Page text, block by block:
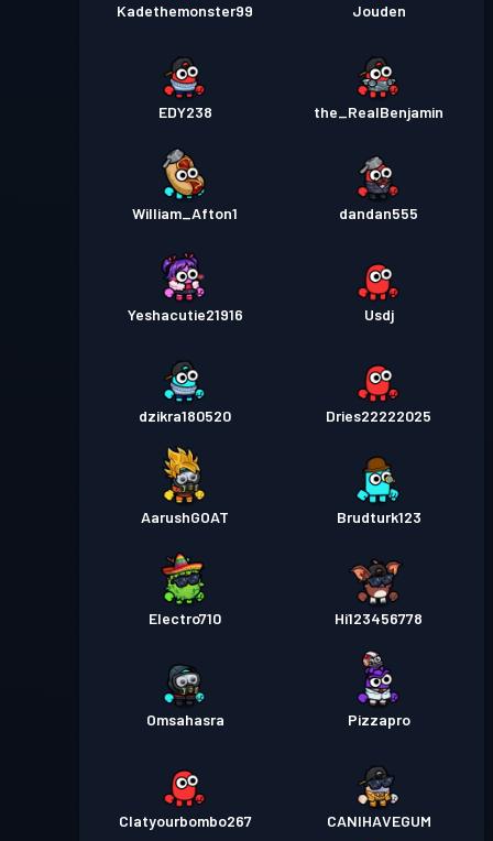
Kadethemonster99 Jouden
EDY238 the_RealBenjamin
William_Afton1 dandan555
Yeshacutie21916 Usdj
dzikra180520 Dries22222025
AarushGOAT Brudturk123
Electro710 Hi123456778
Omsahasra Pizzapro
Clatyourbombo267 CANIHAVEGUM